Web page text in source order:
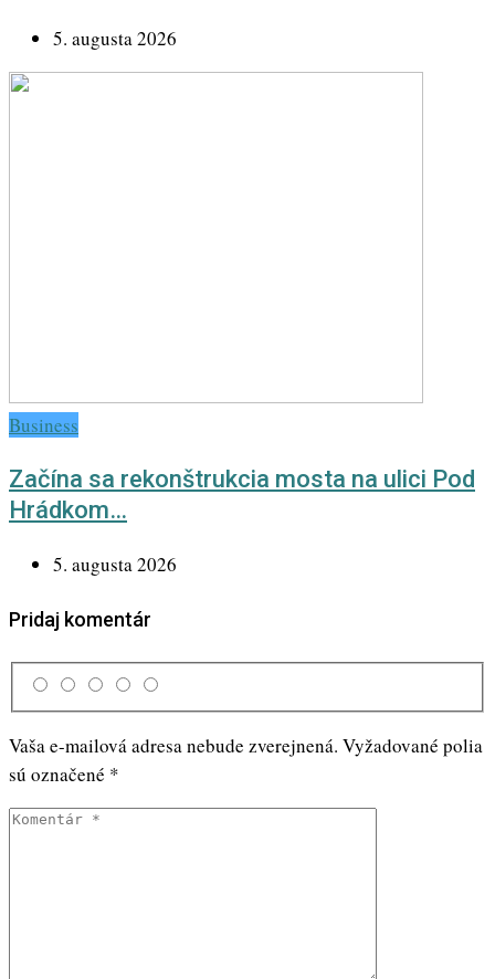
5. augusta 2026
Business
Začína sa rekonštrukcia mosta na ulici Pod
Hrádkom…
5. augusta 2026
Pridaj komentár
Vaša e-mailová adresa nebude zverejnená. Vyžadované polia
sú označené *